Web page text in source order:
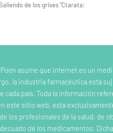
de los grises "Ctarata:
asume que Internet es un
la industria farmacéutica está
cada país. Toda la información
este sitio web, esta
los profesionales de la salud, de
de los medicamentos.